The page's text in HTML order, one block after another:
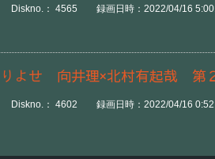
Diskno.： 4565 録画日時：2022/04/16
よせ 向井理×北村有起哉 第
Diskno.： 4602 録画日時：2022/04/16